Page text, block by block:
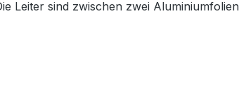
Leiter sind zwischen zwei